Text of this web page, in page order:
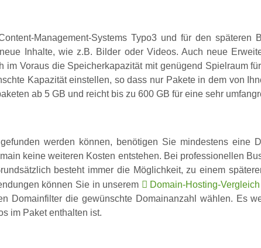
Management-Systems Typo3 und für den
Inhalte, wie z.B. Bilder oder Videos. Auch neue
im Voraus die Speicherkapazität mit genügend Spielraum
Kapazität einstellen, so dass nur Pakete in dem von
ab 5 GB und reicht bis zu 600 GB für eine sehr
werden können, benötigen Sie mindestens
keine weiteren Kosten entstehen. Bei professionellen
besteht immer die Möglichkeit, zu einem
können Sie in unserem
Domain-Hosting-Vergleich
Domainfilter die gewünschte Domainanzahl wählen. Es
im Paket enthalten ist.